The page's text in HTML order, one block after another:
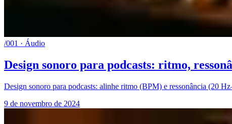
/001 · Áudio
Design sonoro para podcasts: ritmo,
Design sonoro para podcasts: alinhe ritmo (BPM) e ressonância (20
9 de novembro de 2024